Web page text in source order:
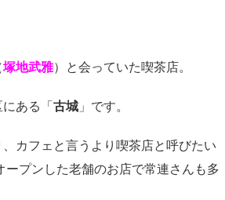
塚地武雅）と会っていた喫茶店。
ある「 古城 」です。
カフェと言うより喫茶店と呼びたい
ープンした老舗のお店で常連さんも多